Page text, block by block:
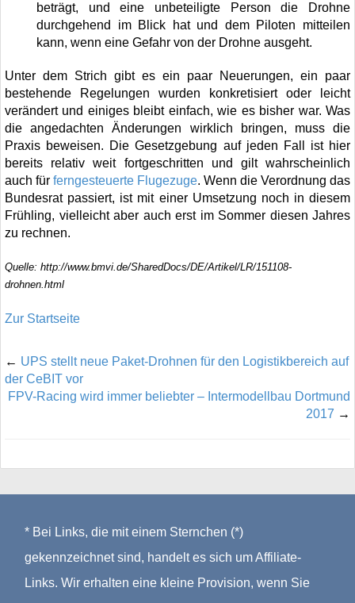
beträgt, und eine unbeteiligte Person die Drohne
durchgehend im Blick hat und dem Piloten mitteilen
kann, wenn eine Gefahr von der Drohne ausgeht.
Unter dem Strich gibt es ein paar Neuerungen, ein paar
bestehende Regelungen wurden konkretisiert oder leicht
verändert und einiges bleibt einfach, wie es bisher war. Was
die angedachten Änderungen wirklich bringen, muss die
Praxis beweisen. Die Gesetzgebung auf jeden Fall ist hier
bereits relativ weit fortgeschritten und gilt wahrscheinlich
auch für ferngesteuerte Flugezuge. Wenn die Verordnung das
Bundesrat passiert, ist mit einer Umsetzung noch in diesem
Frühling, vielleicht aber auch erst im Sommer diesen Jahres
zu rechnen.
Quelle: http://www.bmvi.de/SharedDocs/DE/Artikel/LR/151108-
drohnen.html
Zur Startseite
← UPS stellt neue Paket-Drohnen für den Logistikbereich auf
der CeBIT vor
FPV-Racing wird immer beliebter – Intermodellbau Dortmund
2017 →
* Bei Links, die mit einem Sternchen (*)
gekennzeichnet sind, handelt es sich um Affiliate-
Links. Wir erhalten eine kleine Provision, wenn Sie